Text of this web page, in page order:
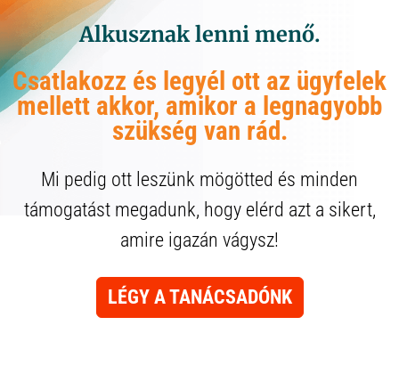
Alkusznak lenni menő.
Csatlakozz és legyél ott az ügyfelek
mellett akkor, amikor a legnagyobb
szükség van rád.
Mi pedig ott leszünk mögötted és minden
támogatást megadunk, hogy elérd azt a sikert,
amire igazán vágysz!
LÉGY A TANÁCSADÓNK